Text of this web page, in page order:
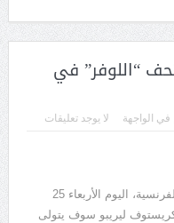
“اللوفر” في
في الواجهة لا يوجد تعليقات
بلاحدود bilahodoud.ma أعلنت الحكومة الفرنسية، اليوم الأربعاء 25
كريستوف ليريبو سوف يتولى